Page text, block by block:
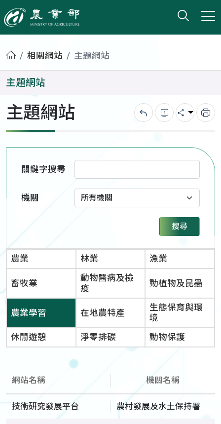
農業部
打開
小版
首頁相關網站 主題網站
主題網站
主題網站 回上一頁錯誤回報
分享 列
關鍵字搜尋
機關
搜尋
農業 林業 漁業
畜牧業
動物醫病及檢
疫
動植物及昆蟲
農業學習 在地農特產
生態保育與環
境
休閒遊憩
淨零排碳 動物保護
網站名稱 機關名稱
技術研究發展平台 農村發展及水土保持署